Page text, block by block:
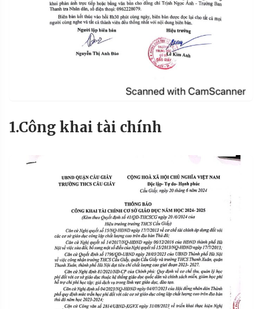
1.Công khai tài chính